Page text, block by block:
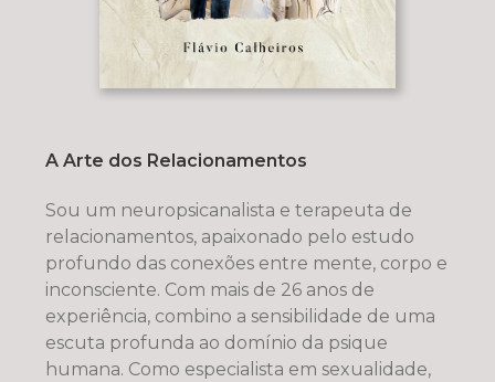
A Arte dos Relacionamentos
Sou um neuropsicanalista e terapeuta de
relacionamentos, apaixonado pelo estudo
profundo das conexões entre mente, corpo e
inconsciente. Com mais de 26 anos de
experiência, combino a sensibilidade de uma
escuta profunda ao domínio da psique
humana. Como especialista em sexualidade,